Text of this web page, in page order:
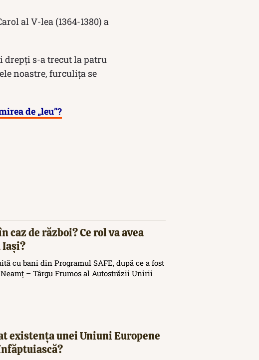
al V-lea (1364-1380) a
s-a trecut la patru
noastre, furculița se
de „leu”?
caz de război? Ce rol va avea
Iași?
cu bani din Programul SAFE, după ce a fost
– Târgu Frumos al Autostrăzii Unirii
existența unei Uniuni Europene